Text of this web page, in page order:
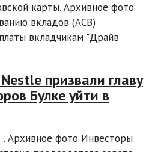
карты. Архивное фото
вкладов (АСВ)
вкладчикам "Драйв
призвали главу
Булке уйти в
. Архивное фото Инвесторы